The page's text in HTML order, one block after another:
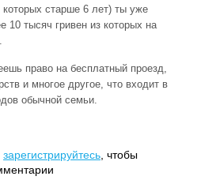
которых старше 6 лет) ты уже
10 тысяч гривен из которых на
право на бесплатный проезд,
и многое другое, что входит в
обычной семьи.
зарегистрируйтесь , чтобы